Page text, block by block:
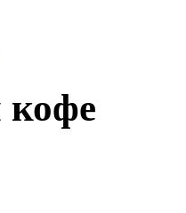
кофе